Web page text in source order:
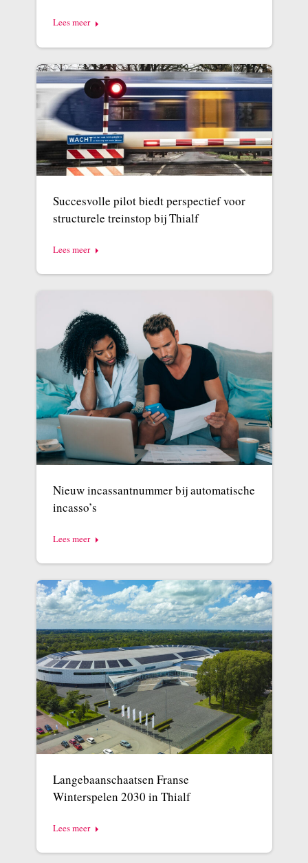
Lees meer
Succesvolle pilot biedt perspectief voor
structurele treinstop bij Thialf
Lees meer
Nieuw incassantnummer bij automatische
incasso’s
Lees meer
Langebaanschaatsen Franse
Winterspelen 2030 in Thialf
Lees meer